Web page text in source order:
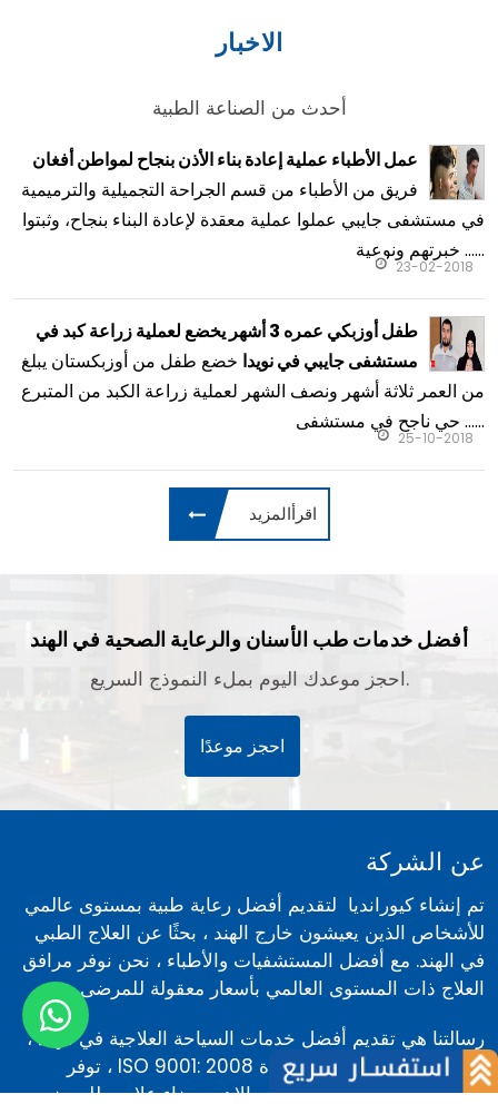
الاخبار
أحدث من الصناعة الطبية
عمل الأطباء عملية إعادة بناء الأذن بنجاح لمواطن أفغان
فريق من الأطباء من قسم الجراحة التجميلية والترميمية
في مستشفى جايبي عملوا عملية معقدة لإعادة البناء بنجاح، وثبتوا
خبرتهم ونوعية ......
23-02-2018
طفل أوزبكي عمره 3 أشهر يخضع لعملية زراعة كبد في
مستشفى جايبي في نويدا خضع طفل من أوزبكستان يبلغ
من العمر ثلاثة أشهر ونصف الشهر لعملية زراعة الكبد من المتبرع
حي ناجح في مستشفى ......
25-10-2018
اقرأالمزيد
أفضل خدمات طب الأسنان والرعاية الصحية في الهند
احجز موعدك اليوم بملء النموذج السريع.
احجز موعدًا
عن الشركة
تم إنشاء كيورانديا لتقديم أفضل رعاية طبية بمستوى عالمي
للأشخاص الذين يعيشون خارج الهند ، بحثًا عن العلاج الطبي
في الهند. مع أفضل المستشفيات والأطباء ، نحن نوفر مرافق
العلاج ذات المستوى العالمي بأسعار معقولة للمرضى.
رسالتنا هي تقديم أفضل خدمات السياحة العلاجية في الهند ،
كيورانديا هي مؤسسة معتمدة ISO 9001: 2008 ، توفر
مرافق طبية للعلاج متخصصة والاهم رضاء علاجي للمرضى